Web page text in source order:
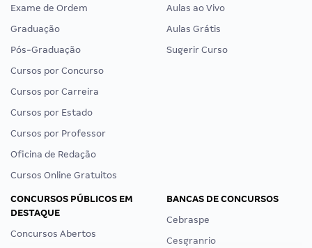
Exame de Ordem
Graduação
Pós-Graduação
Cursos por Concurso
Cursos por Carreira
Cursos por Estado
Cursos por Professor
Oficina de Redação
Cursos Online Gratuitos
Aulas ao Vivo
Aulas Grátis
Sugerir Curso
CONCURSOS PÚBLICOS EM
DESTAQUE
Concursos Abertos
BANCAS DE CONCURSOS
Cebraspe
Cesgranrio